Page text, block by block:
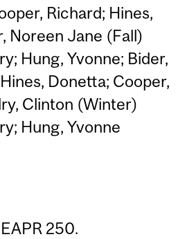
Richard; Hines,
Noreen Jane (Fall)
Hung, Yvonne; Bider,
Donetta; Cooper,
Clinton (Winter)
Hung, Yvonne
250.